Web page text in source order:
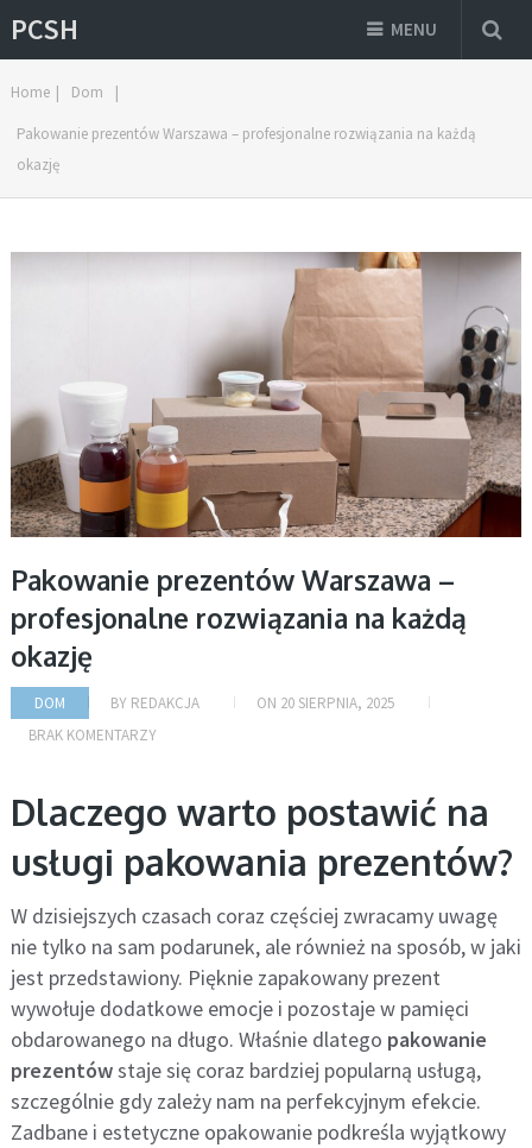
PCSH MENU
Home | Dom |
Pakowanie prezentów Warszawa – profesjonalne rozwiązania na każdą
okazję
Pakowanie prezentów Warszawa –
profesjonalne rozwiązania na każdą
okazję
DOM BY REDAKCJA ON 20 SIERPNIA, 2025
BRAK KOMENTARZY
Dlaczego warto postawić na
usługi pakowania prezentów?
W dzisiejszych czasach coraz częściej zwracamy uwagę
nie tylko na sam podarunek, ale również na sposób, w jaki
jest przedstawiony. Pięknie zapakowany prezent
wywołuje dodatkowe emocje i pozostaje w pamięci
obdarowanego na długo. Właśnie dlatego pakowanie
prezentówstaje się coraz bardziej popularną usługą,
szczególnie gdy zależy nam na perfekcyjnym efekcie.
Zadbane i estetyczne opakowanie podkreśla wyjątkowy